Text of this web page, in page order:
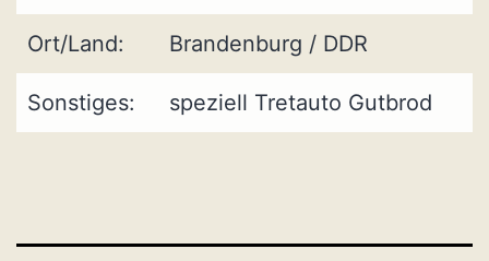
Ort/Land: Brandenburg / DDR
Sonstiges: speziell Tretauto Gutbrod